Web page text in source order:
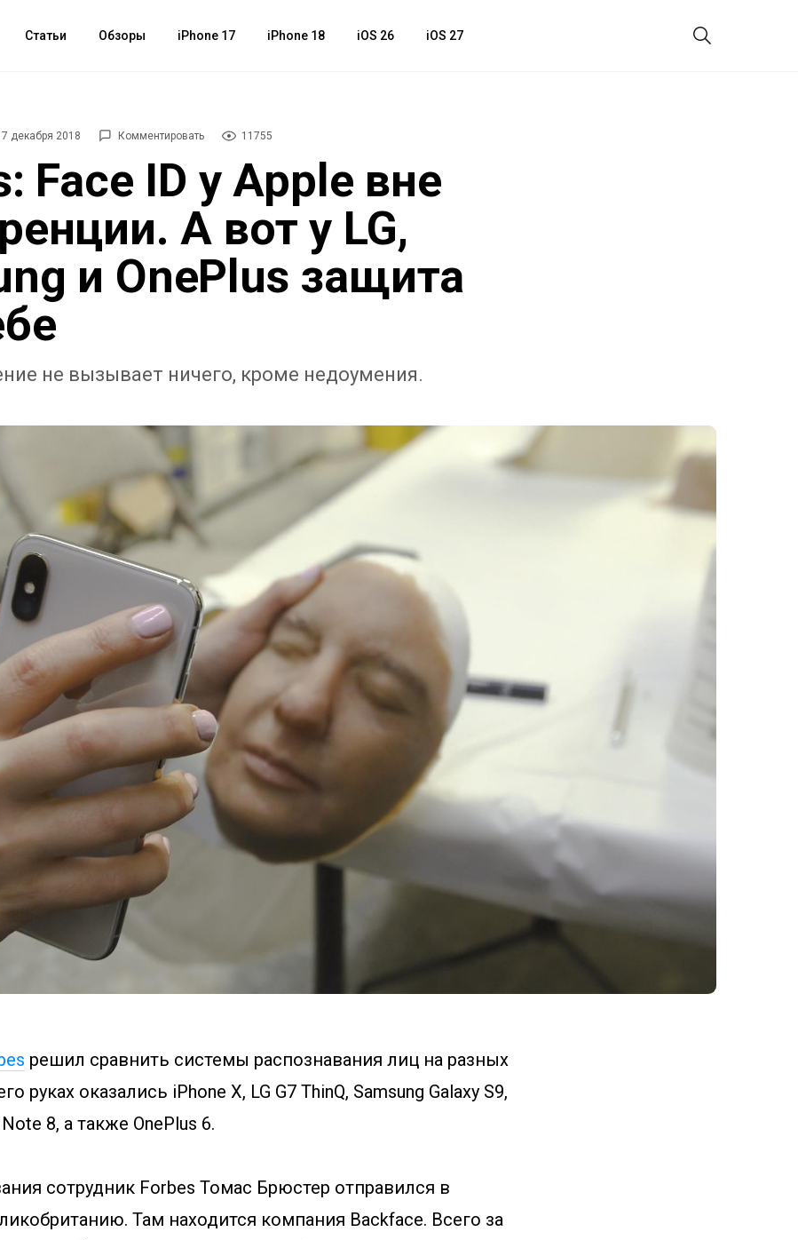
Статьи Обзоры iPhone 17 iPhone 18 iOS 26 iOS 27
декабря 2018 Комментировать 11755
Face ID у Apple вне
А вот у LG,
и OnePlus защита
не вызывает ничего, кроме недоумения.
решил сравнить системы распознавания лиц на разных
руках оказались iPhone X, LG G7 ThinQ, Samsung Galaxy S9,
8, а также OnePlus 6.
сотрудник Forbes Томас Брюстер отправился в
Там находится компания Backface. Всего за